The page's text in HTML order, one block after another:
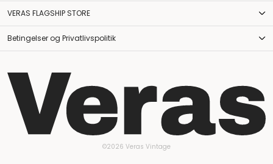
VERAS FLAGSHIP STORE
Betingelser og Privatlivspolitik
©2026 Veras Vintage